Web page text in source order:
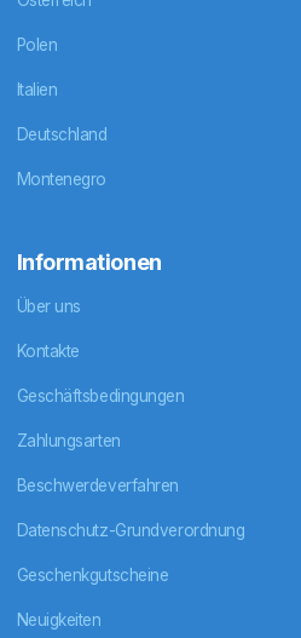
Polen
Italien
Deutschland
Montenegro
Informationen
Über uns
Kontakte
Geschäftsbedingungen
Zahlungsarten
Beschwerdeverfahren
Datenschutz-Grundverordnung
Geschenkgutscheine
Neuigkeiten